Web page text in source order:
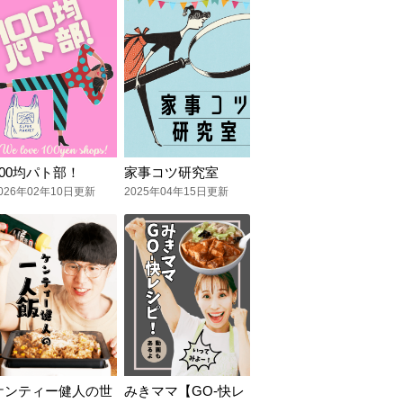
均パト部！
年02年10日更新
家事コツ研究室
2025年04年15日更新
ンティー健人の世 みきママ【GO-快レ